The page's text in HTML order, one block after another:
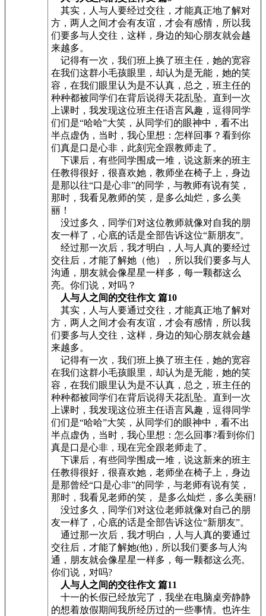
其实，人与人要经过交往，才能真正地了解对
方，两人之间才会有友谊，才会有感情，所以我
们要多与人交往，这样，身边的知心朋友就会越
来越多。
记得有一次，我们班上换了班主任，她的宽容
在我们这群小毛孩眼里，却认为是无能，她的笑
容，在我们眼里认为是不认真，总之，班主任的
种种都被同学们在背后说得天花乱坠。直到一次
上课时，我发现这位班主任语言风趣，逗得同学
们们是“哈哈”大笑，从同学们的眼神中，看不出
半点虚伪，当时，我心里想：怎样回事？看到你
们真是口是心非，此刻完全跟教师走了。
下课后，有些同学围成一堆，说这新来的班主
任教得很好，很喜欢她，教师坐在椅子上，身边
是那以往“口是心非”的同学，与教师有说有笑，
那时，我看见教师的笑，是多么灿烂，多么美
丽！
没过多久，同学们对这位教师就像对自我的朋
友一样了，心底的话是全部告诉这位“新朋友”。
经过那一次后，我才明白，人与人真的要经过
交往后，才能了解她（他），所以我们要多与人
沟通，朋友就会像星星一样多，每一颗都这么
亮。你们说，对吗？
人与人之间的交往作文 篇10
其实，人与人要通过交往，才能真正地了解对
方，两人之间才会有友谊，才会有感情，所以我
们要多与人交往，这样，身边的知心朋友就会越
来越多。
记得有一次，我们班上换了班主任，她的宽容
在我们这群小毛孩眼里，却认为是无能，她的笑
容，在我们眼里认为是不认真，总之，班主任的
种种都被同学们在背后说得天花乱坠。直到一次
上课时，我发现这位班主任语言风趣，逗得同学
们们是“哈哈”大笑，从同学们的眼神中，看不出
半点虚伪，当时，我心里想：怎么回事?看到你们
真是口是心非，现在完全跟老师走了。
下课后，有些同学围成一堆，说这新来的班主
任教得很好，很喜欢她，老师坐在椅子上，身边
是那曾经“口是心非”的同学，与老师有说有笑，
那时，我看见老师的笑， 是多么灿烂，多么美丽!
没过多久，同学们对这位老师就像对自己的朋
友一样了，心底的话是全部告诉这位“新朋友”。
通过那一次后，我才明白，人与人真的要通过
交往后，才能了解她(他)，所以我们要多与人沟
通，朋友就会像星星一样多，每一颗都这么亮。
你们说，对吗?
人与人之间的交往作文 篇11
十一的长假已经放完了，我坐在电脑桌旁静静
的想着放假期间我所经历过的一些事情。也许生